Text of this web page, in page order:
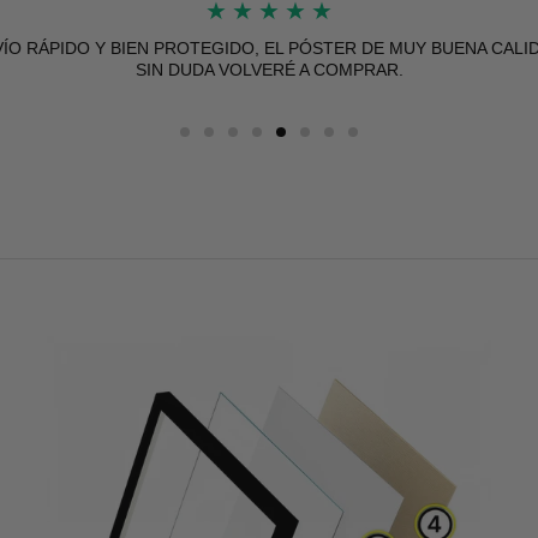
★ ★ ★ ★ ★
RÁPIDO Y BIEN PROTEGIDO, EL PÓSTER DE MUY BUENA
SIN DUDA VOLVERÉ A COMPRAR.